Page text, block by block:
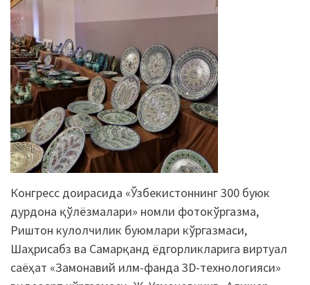
Конгресс доирасида «Ўзбекистоннинг 300 буюк
дурдона қўлёзмалари» номли фотокўргазма,
Риштон кулолчилик буюмлари кўргазмаси,
Шаҳрисабз ва Самарқанд ёдгорликларига виртуал
саёҳат «Замонавий илм-фанда 3D-технологияси»